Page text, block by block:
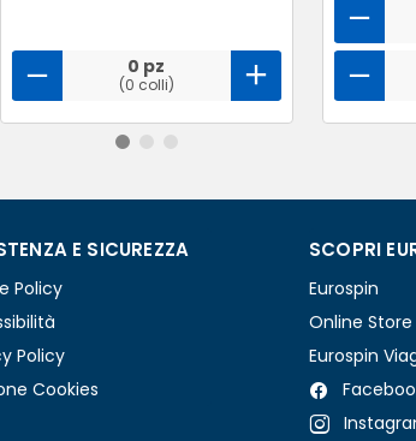
0 pz
(0 colli)
E SICUREZZA
Policy
Policy
Cookies
SCOPRI
Eurospin
Online Store
Eurospin